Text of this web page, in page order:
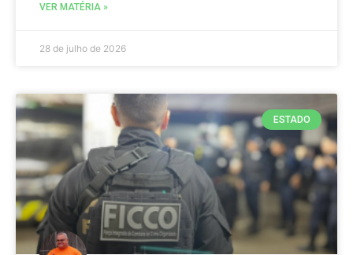
VER MATÉRIA »
28 de julho de 2026
ESTADO